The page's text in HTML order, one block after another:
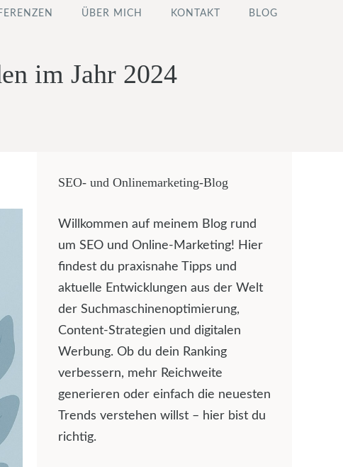
ÜBER MICH KONTAKT BLOG
im Jahr 2024
SEO- und Onlinemarketing-Blog
Willkommen auf meinem Blog rund
um SEO und Online-Marketing! Hier
findest du praxisnahe Tipps und
aktuelle Entwicklungen aus der Welt
der Suchmaschinenoptimierung,
Content-Strategien und digitalen
Werbung. Ob du dein Ranking
verbessern, mehr Reichweite
generieren oder einfach die neuesten
Trends verstehen willst – hier bist du
richtig.